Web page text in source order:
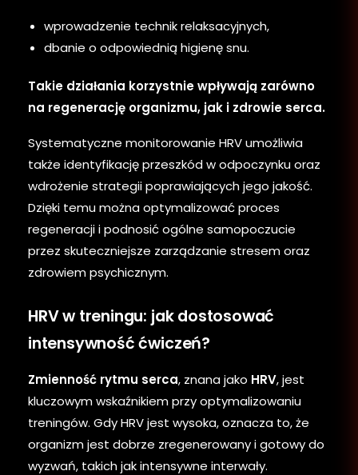
wprowadzenie technik relaksacyjnych,
dbanie o odpowiednią higienę snu.
Takie działania korzystnie wpływają zarówno
na regenerację organizmu, jak i zdrowie serca.
Systematyczne monitorowanie HRV umożliwia
także identyfikację przeszkód w odpoczynku oraz
wdrożenie strategii poprawiających jego jakość.
Dzięki temu można optymalizować proces
regeneracji i podnosić ogólne samopoczucie
przez skuteczniejsze zarządzanie stresem oraz
zdrowiem psychicznym.
HRV w treningu: jak dostosować
intensywność ćwiczeń?
Zmienność rytmu serca, znana jako HRV, jest
kluczowym wskaźnikiem przy optymalizowaniu
treningów. Gdy HRV jest wysoka, oznacza to, że
organizm jest dobrze zregenerowany i gotowy do
wyzwań, takich jak intensywne interwały.